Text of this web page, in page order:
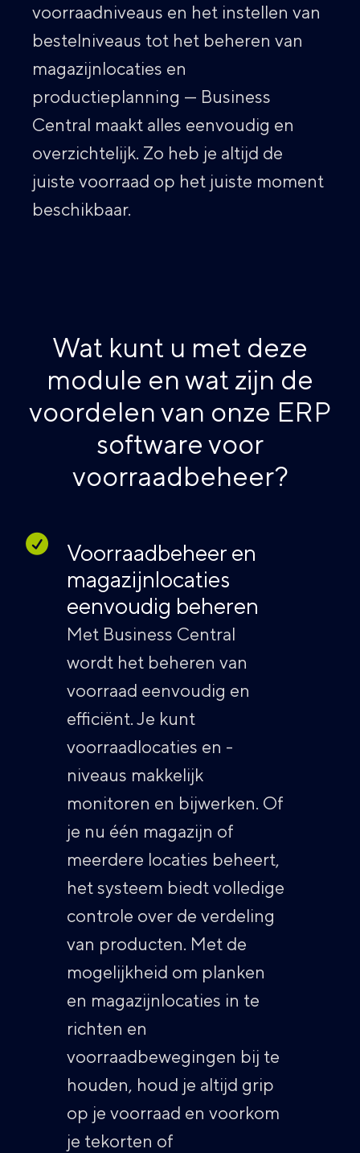
voorraadniveaus en het instellen van
bestelniveaus tot het beheren van
magazijnlocaties en
productieplanning — Business
Central maakt alles eenvoudig en
overzichtelijk. Zo heb je altijd de
juiste voorraad op het juiste moment
beschikbaar.
Wat kunt u met deze
module en wat zijn de
voordelen van onze ERP
software voor
voorraadbeheer?
Voorraadbeheer en
magazijnlocaties
eenvoudig beheren
Met Business Central
wordt het beheren van
voorraad eenvoudig en
efficiënt. Je kunt
voorraadlocaties en -
niveaus makkelijk
monitoren en bijwerken. Of
je nu één magazijn of
meerdere locaties beheert,
het systeem biedt volledige
controle over de verdeling
van producten. Met de
mogelijkheid om planken
en magazijnlocaties in te
richten en
voorraadbewegingen bij te
houden, houd je altijd grip
op je voorraad en voorkom
je tekorten of